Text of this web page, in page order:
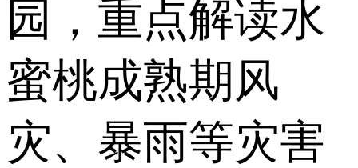
园，重点解读水
蜜桃成熟期风
灾、暴雨等灾害